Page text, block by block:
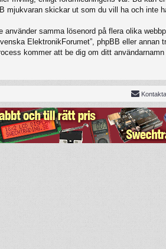
mjukvaran skickar ut som du vill ha och inte
samma lösenord på flera olika
ElektronikForumet”, phpBB eller
kommer att be dig om ditt